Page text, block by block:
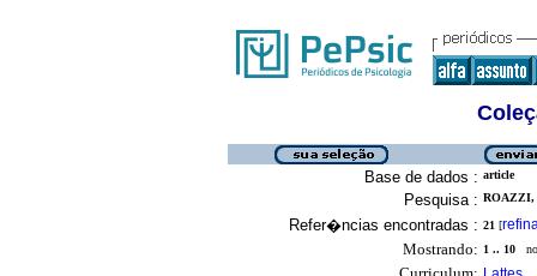
Base de dados : article
Pesquisa : ROAZZI,
Refer�ncias encontradas : 21 [
Mostrando: 1 .. 10